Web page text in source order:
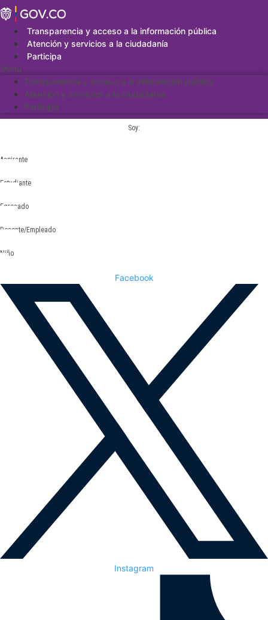
Saltar
al
contenidoTransparencia y acceso a la información pública
Atención y servicios a la ciudadanía
Participa
Menu
Transparencia y acceso a la información pública
Atención y servicios a la ciudadanía
Participa
Soy:
Aspirante
Estudiante
Egresado
Docente/Empleado
Niño
Facebook
Instagram